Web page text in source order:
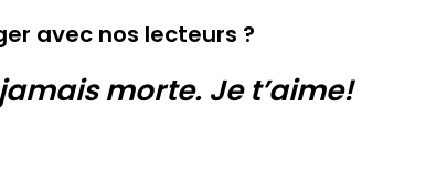
avec nos lecteurs ?
morte. Je t’aime!